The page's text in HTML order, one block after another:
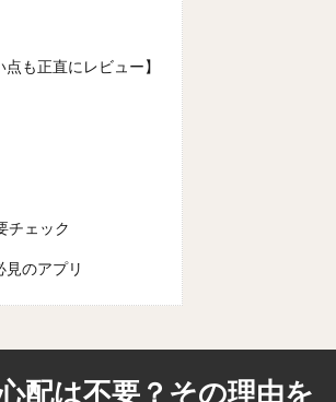
も正直にレビュー】
チェック
のアプリ
配は不要？その理由を